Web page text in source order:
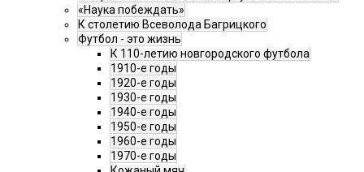
«Наука побеждать»
К столетию Всеволода Багрицкого
Футбол - это жизнь
К 110-летию новгородского футбола
1910-е годы
1920-е годы
1930-е годы
1940-е годы
1950-е годы
1960-е годы
1970-е годы